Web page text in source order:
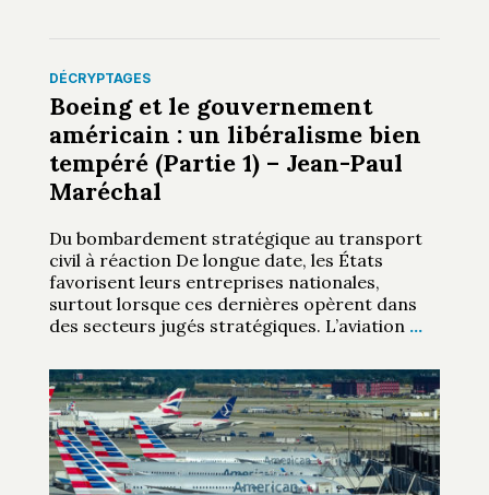
DÉCRYPTAGES
Boeing et le gouvernement
américain : un libéralisme bien
tempéré (Partie 1) – Jean-Paul
Maréchal
Du bombardement stratégique au transport
civil à réaction De longue date, les États
favorisent leurs entreprises nationales,
surtout lorsque ces dernières opèrent dans
des secteurs jugés stratégiques. L’aviation …